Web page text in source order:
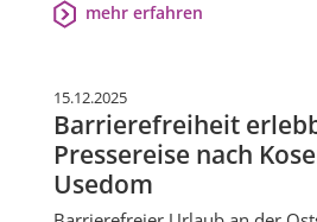
mehr erfahren
15.12.2025
Barrierefreiheit
Pressereise nach
Usedom